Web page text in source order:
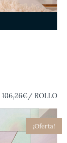
106,26€/ ROLLO
¡Oferta!